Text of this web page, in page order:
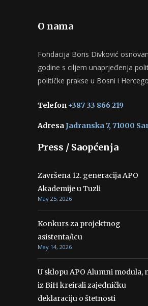
O nama
Fondacija Boris Divković
godine s ciljem unaprjeđenja
političke prakse u Bosni i
Telefon +387 33 866 219
AdresaJadranska 7, 71000
Press / Saopćenja
Završena 12. generacija APO
Akademije u Tuzli
May 25, 2026
Konkurs za projektnog
asistenta/icu
May 14, 2026
U sklopu APO Alumni modula,
iz BiH kreirali zajedničku
deklaraciju o štetnosti